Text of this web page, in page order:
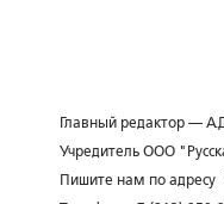
Главный редактор —
Учредитель ООО
Пишите нам по адресу